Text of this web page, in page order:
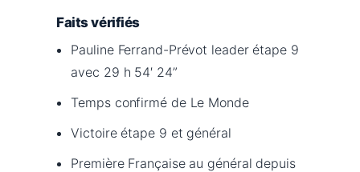
Faits vérifiés
Pauline Ferrand-Prévot leader étape 9
avec 29 h 54′ 24”
Temps confirmé de Le Monde
Victoire étape 9 et général
Première Française au général depuis